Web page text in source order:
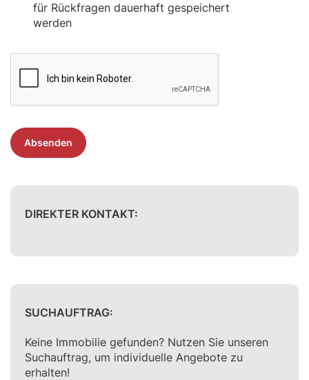
für Rückfragen dauerhaft gespeichert
werden
Absenden
DIREKTER KONTAKT:
SUCHAUFTRAG:
Keine Immobilie gefunden? Nutzen Sie unseren
Suchauftrag, um individuelle Angebote zu
erhalten!